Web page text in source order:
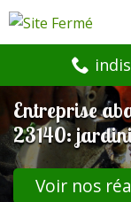
Entreprise
23140:
Voir nos